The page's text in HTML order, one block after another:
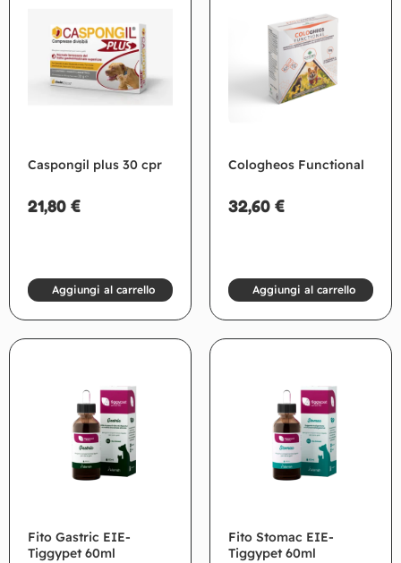
Caspongil plus 30 cpr
21,80 €
Aggiungi al carrello
Cologheos Functional
32,60 €
Aggiungi al carrello
Fito Gastric EIE-
Tiggypet 60ml
Fito Stomac EIE-
Tiggypet 60ml